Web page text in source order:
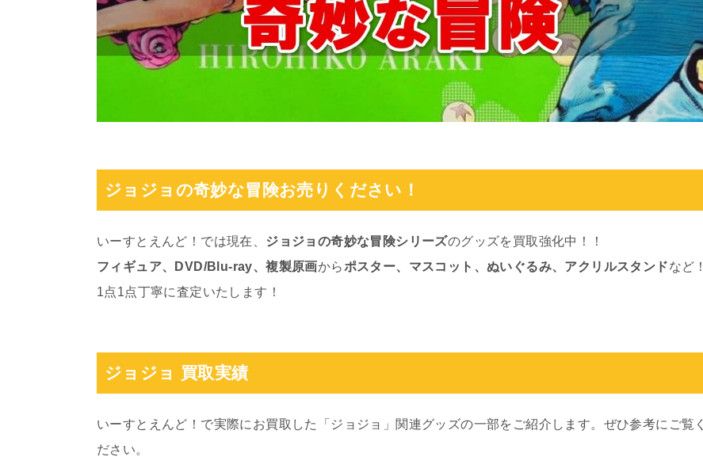
ジョジョの奇妙な冒険お売りください！
いーすとえんど！では現在、 ジョジョの奇妙な冒険シリーズのグッズを買取強化中！！
フィギュア、DVD/Blu-ray、複製原画からポスター、マスコット、ぬいぐるみ、アクリルスタンドなど！
1点1点丁寧に査定いたします！
ジョジョ 買取実績
いーすとえんど！で実際にお買取した「ジョジョ」関連グッズの一部をご紹介します。ぜひ参考にご覧く
ださい。